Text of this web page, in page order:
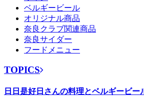
ベルギービール
オリジナル商品
奈良クラブ関連商品
奈良サイダー
フードメニュー
TOPICS
日日是好日さんの料理とベルギービー